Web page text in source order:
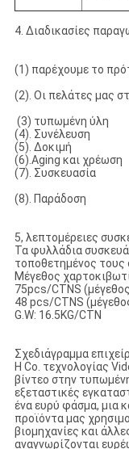
4. Διαδικασίες
(1) παρέχουμε το
(2). Οι πελάτες μας
(3) τυπωμένη ύλη
(4). Συνέλευση
(5). Δοκιμή
(6).Aging και χρέωση
(7). Συσκευασία
(8). Παράδοση
5, λεπτομέρειες
Τα φυλλάδια
τοποθετημένος τους
Μέγεθος
75pcs/CTNS
48 pcs/CTNS
G.W: 16.5KG/CTN
Σχεδιάγραμμα
Η Co. τεχνολογίας
βίντεο στην
εξεταστικές
ένα ευρύ φάσμα, μια
προϊόντα μας
βιομηχανίες και
αναγνωρίζονται